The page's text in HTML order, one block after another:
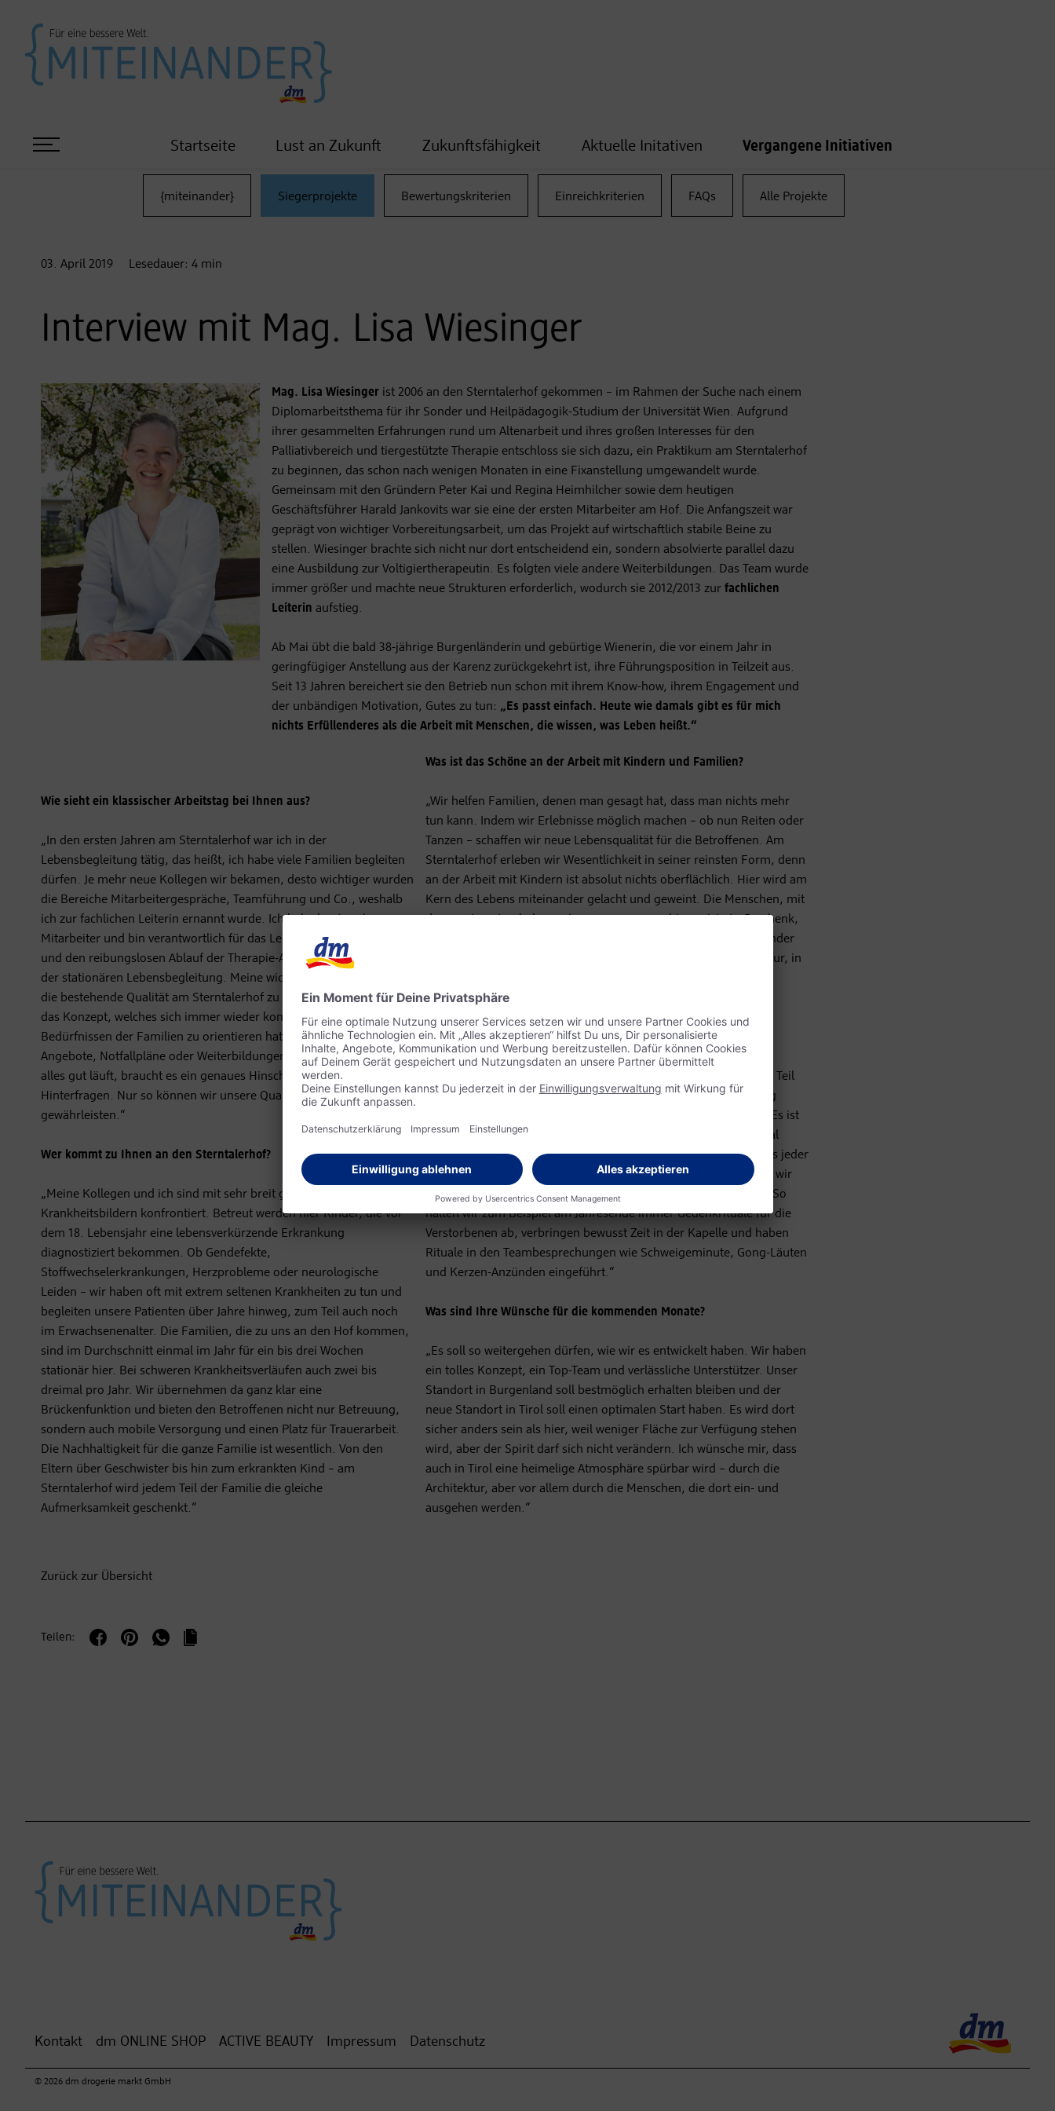
Startseite Lust an Zukunft Zukunftsfähigkeit Aktuelle Initativen Vergangene Initiativen
{miteinander} Siegerprojekte Bewertungskriterien Einreichkriterien FAQs Alle Projekte
03. April 2019 Lesedauer: 4 min
Interview mit Mag. Lisa Wiesinger
Mag. Lisa Wiesinger ist 2006 an den Sterntalerhof gekommen – im Rahmen der Suche nach einem
Diplomarbeitsthema für ihr Sonder und Heilpädagogik-Studium der Universität Wien. Aufgrund
ihrer gesammelten Erfahrungen rund um Altenarbeit und ihres großen Interesses für den
Palliativbereich und tiergestützte Therapie entschloss sie sich dazu, ein Praktikum am Sterntalerhof
zu beginnen, das schon nach wenigen Monaten in eine Fixanstellung umgewandelt wurde.
Gemeinsam mit den Gründern Peter Kai und Regina Heimhilcher sowie dem heutigen
Geschäftsführer Harald Jankovits war sie eine der ersten Mitarbeiter am Hof. Die Anfangszeit war
geprägt von wichtiger Vorbereitungsarbeit, um das Projekt auf wirtschaftlich stabile Beine zu
stellen. Wiesinger brachte sich nicht nur dort entscheidend ein, sondern absolvierte parallel dazu
eine Ausbildung zur Voltigiertherapeutin. Es folgten viele andere Weiterbildungen. Das Team wurde
immer größer und machte neue Strukturen erforderlich, wodurch sie 2012/2013 zur fachlichen
Leiterin aufstieg.
Ab Mai übt die bald 38-jährige Burgenländerin und gebürtige Wienerin, die vor einem Jahr in
geringfügiger Anstellung aus der Karenz zurückgekehrt ist, ihre Führungsposition in Teilzeit aus.
Seit 13 Jahren bereichert sie den Betrieb nun schon mit ihrem Know-how, ihrem Engagement und
der unbändigen Motivation, Gutes zu tun: „Es passt einfach. Heute wie damals gibt es für mich
nichts Erfüllenderes als die Arbeit mit Menschen, die wissen, was Leben heißt.“
Wie sieht ein klassischer Arbeitstag bei Ihnen aus?
„In den ersten Jahren am Sterntalerhof war ich in der
Lebensbegleitung tätig, das heißt, ich habe viele Familien begleiten
dürfen. Je mehr neue Kollegen wir bekamen, desto wichtiger wurden
die Bereiche Mitarbeitergespräche, Teamführung und Co., weshalb
ich zur fachlichen Leiterin ernannt wurde. Ich habe heute zehn
Mitarbeiter und bin verantwortlich für das Lebensbegleitungsteam
und den reibungslosen Ablauf der Therapie-Aufenthalte innerhalb
der stationären Lebensbegleitung. Meine wichtigste Aufgabe ist es,
die bestehende Qualität am Sterntalerhof zu sichern. Ich verantworte
das Konzept, welches sich immer wieder kompromisslos an den
Bedürfnissen der Familien zu orientieren hat. Ob neue Räume und
Angebote, Notfallpläne oder Weiterbildungen fürs Team – damit
alles gut läuft, braucht es ein genaues Hinschauen und fortlaufendes
Hinterfragen. Nur so können wir unsere Qualität langfristig
gewährleisten.“
Wer kommt zu Ihnen an den Sterntalerhof?
„Meine Kollegen und ich sind mit sehr breit gefächerten
Krankheitsbildern konfrontiert. Betreut werden hier Kinder, die vor
dem 18. Lebensjahr eine lebensverkürzende Erkrankung
diagnostiziert bekommen. Ob Gendefekte,
Stoffwechselerkrankungen, Herzprobleme oder neurologische
Leiden – wir haben oft mit extrem seltenen Krankheiten zu tun und
begleiten unsere Patienten über Jahre hinweg, zum Teil auch noch
im Erwachsenenalter. Die Familien, die zu uns an den Hof kommen,
sind im Durchschnitt einmal im Jahr für ein bis drei Wochen
stationär hier. Bei schweren Krankheitsverläufen auch zwei bis
dreimal pro Jahr. Wir übernehmen da ganz klar eine
Brückenfunktion und bieten den Betroffenen nicht nur Betreuung,
sondern auch mobile Versorgung und einen Platz für Trauerarbeit.
Die Nachhaltigkeit für die ganze Familie ist wesentlich. Von den
Eltern über Geschwister bis hin zum erkrankten Kind – am
Sterntalerhof wird jedem Teil der Familie die gleiche
Aufmerksamkeit geschenkt.“
Was ist das Schöne an der Arbeit mit Kindern und Familien?
„Wir helfen Familien, denen man gesagt hat, dass man nichts mehr
tun kann. Indem wir Erlebnisse möglich machen – ob nun Reiten oder
Tanzen – schaffen wir neue Lebensqualität für die Betroffenen. Am
Sterntalerhof erleben wir Wesentlichkeit in seiner reinsten Form, denn
an der Arbeit mit Kindern ist absolut nichts oberflächlich. Hier wird am
Kern des Lebens miteinander gelacht und geweint. Die Menschen, mit
denen wir zu tun haben, wissen worum es geht – es ist ein Geschenk,
Zeit mit ihnen verbringen zu dürfen. Der Sterntalerhof macht Kinder
zwar nicht gesund, aber er schafft heilende Momente: in der Natur, in
beheimatet zu sein.“
Wie gehen Sie mit dem Thema Tod um?
„Dass die Familien nur ein bis drei Wochen am Hof sind, ist zum Teil
ein Schutz für die Mitarbeiter. Wir müssen aber in der Begleitung
berührbar bleiben, damit gute Beziehungen entstehen können. Es ist
Teil unserer Profession, mitzufühlen, mitzulachen und manchmal
mitzuweinen. Deshalb ist Psychohygiene wichtig. Einerseits muss jeder
für sich selbst Copingstrategien entwickeln, andererseits stützen wir
uns im Team auch gegenseitig, wenn eines der Kinder verstirbt. So
halten wir zum Beispiel am Jahresende immer Gedenkrituale für die
Verstorbenen ab, verbringen bewusst Zeit in der Kapelle und haben
Rituale in den Teambesprechungen wie Schweigeminute, Gong-Läuten
und Kerzen-Anzünden eingeführt.“
Was sind Ihre Wünsche für die kommenden Monate?
„Es soll so weitergehen dürfen, wie wir es entwickelt haben. Wir haben
ein tolles Konzept, ein Top-Team und verlässliche Unterstützer. Unser
Standort in Burgenland soll bestmöglich erhalten bleiben und der
neue Standort in Tirol soll einen optimalen Start haben. Es wird dort
sicher anders sein als hier, weil weniger Fläche zur Verfügung stehen
wird, aber der Spirit darf sich nicht verändern. Ich wünsche mir, dass
auch in Tirol eine heimelige Atmosphäre spürbar wird – durch die
Architektur, aber vor allem durch die Menschen, die dort ein- und
ausgehen werden.“
Zurück zur Übersicht
Teilen:
Kontakt dm ONLINE SHOP ACTIVE BEAUTY Impressum Datenschutz
© 2026 dm drogerie markt GmbH